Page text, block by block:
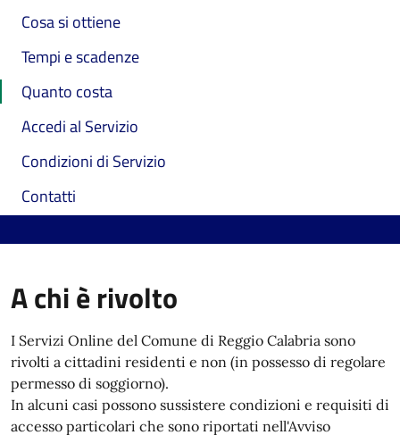
Cosa si ottiene
Tempi e scadenze
Quanto costa
Accedi al Servizio
Condizioni di Servizio
Contatti
A chi è rivolto
I Servizi Online del Comune di Reggio Calabria sono
rivolti a cittadini residenti e non (in possesso di regolare
permesso di soggiorno).
In alcuni casi possono sussistere condizioni e requisiti di
accesso particolari che sono riportati nell'Avviso